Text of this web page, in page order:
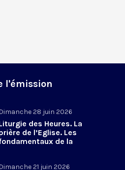
l'émission
28 juin 2026
des Heures. La
de l’Eglise. Les
de la
21 juin 2026